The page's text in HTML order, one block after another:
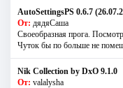
AutoSettingsPS 0.6.7
От: дядяСаша
Своеобразная прога.
Чуток бы по больше не
Nik Collection by DxO 9.1.0
От: valalysha